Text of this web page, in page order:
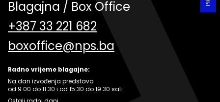
Blagajna / Box Office
+387 33 221 682
boxoffice@nps.ba
Radno vrijeme blagajne:
Na dan izvođenja predstava
od 9:00 do 11:30 i od 15:30 do 19:30 sati